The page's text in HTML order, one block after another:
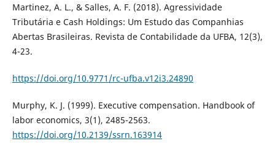
Martinez, A. L., & Salles, A. F. (2018). Agressividade
Tributária e Cash Holdings: Um Estudo das Companhias
Abertas Brasileiras. Revista de Contabilidade da UFBA, 12(3),
4-23.
https://doi.org/10.9771/rc-ufba.v12i3.24890
Murphy, K. J. (1999). Executive compensation. Handbook of
labor economics, 3(1), 2485-2563.
https://doi.org/10.2139/ssrn.163914